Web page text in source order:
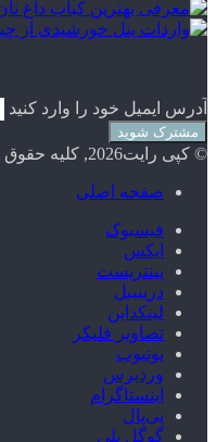
آدرس ایمیل خود را وارد کنید
© کپی رایت2026, کلیه حقوق برای مجله یک آموزگار محفوظ است.
صفحه اصلی
فیسبوک
ایکس
پینتریست
دریبببل
لینکداین
تصاویر فلیکر
یوتیوب
وردپرس
اینستاگرام
پی‌پال
گوگل پلی